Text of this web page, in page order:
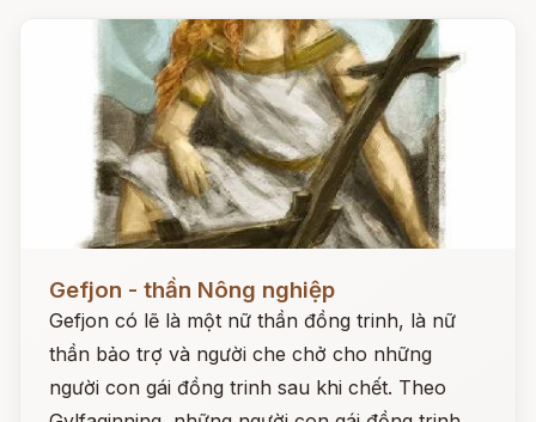
Gefjon - thần Nông nghiệp
Gefjon có lẽ là một nữ thần đồng trinh, là nữ
thần bảo trợ và người che chở cho những
người con gái đồng trinh sau khi chết. Theo